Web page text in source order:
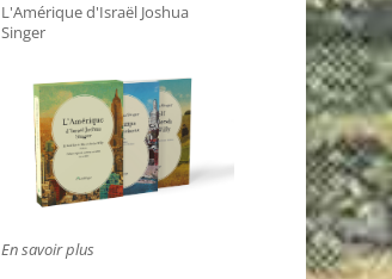
L'Amérique d'Israël Joshua
Singer
En savoir plus